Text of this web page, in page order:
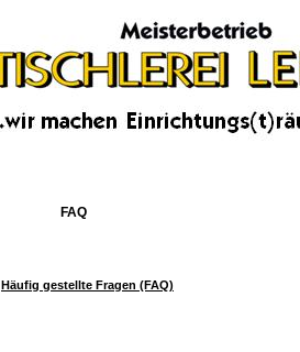
FAQ
Häufig gestellte Fragen (FAQ)